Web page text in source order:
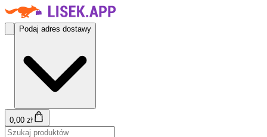
Podaj adres dostawy
0,00 zł